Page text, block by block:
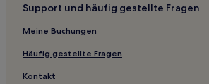
Francs Hotels
Latitude Nord Gironde: Hotels
Hotels nahe Golfplatz Château des Vigiers
Roquebrune Hotels
Support und häufig gestellte Fragen
Meine Buchungen
Häufig gestellte Fragen
Kontakt